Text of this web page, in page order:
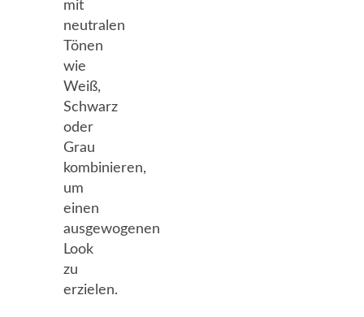
mit
neutralen
Tönen
wie
Weiß,
Schwarz
oder
Grau
kombinieren,
um
einen
ausgewogenen
Look
zu
erzielen.